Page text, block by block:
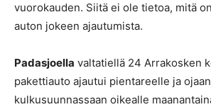
vuorokauden. Siitä ei ole tietoa, mitä
auton jokeen ajautumista.
Padasjoella valtatiellä 24 Arrakosken
pakettiauto ajautui pientareelle ja ojaan
kulkusuunnassaan oikealle